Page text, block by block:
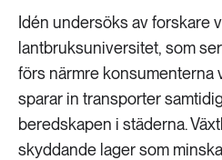
Idén undersöks av forskare
lantbruksuniversitet, som
förs närmre konsumenterna
sparar in transporter
beredskapen i städerna.
skyddande lager som